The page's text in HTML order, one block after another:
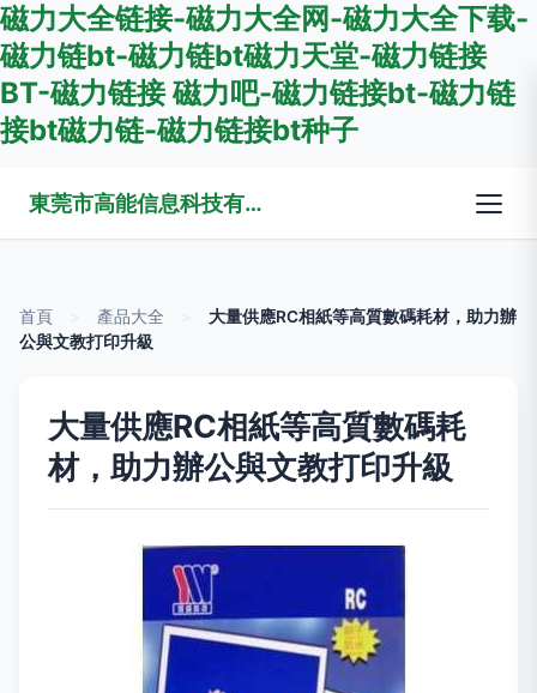
磁力大全链接-磁力大全网-磁力大全下载-
磁力链bt-磁力链bt磁力天堂-磁力链接
BT-磁力链接 磁力吧-磁力链接bt-磁力链
接bt磁力链-磁力链接bt种子
東莞市高能信息科技有限公司
首頁 產品大全
大量供應RC相紙等高質數碼耗材，助力辦
公與文教打印升級
大量供應RC相紙等高質數碼耗
材，助力辦公與文教打印升級